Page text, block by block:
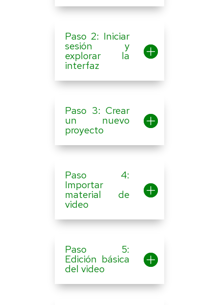
Paso 2: Iniciar
sesión y
explorar la
interfaz
Paso 3: Crear
un nuevo
proyecto
Paso 4:
Importar
material de
video
Paso 5:
Edición básica
del video